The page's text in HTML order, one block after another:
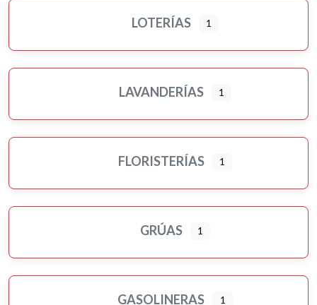
LOTERÍAS 1
LAVANDERÍAS 1
FLORISTERÍAS 1
GRÚAS 1
GASOLINERAS 1